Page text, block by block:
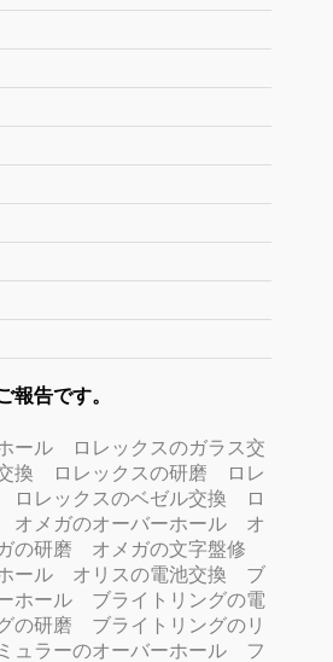
報告です。
ール
ロレックスのガラス交
換 ロレックスの研磨
ロレ
ロレックスのベゼル交換
ロ
オメガのオーバーホール
オ
の研磨
オメガの文字盤修
ール オリスの電池交換
ブ
ホール
ブライトリングの電
の研磨
ブライトリングのリ
ュラーのオーバーホール
フ